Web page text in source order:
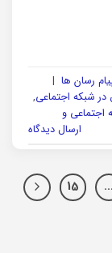
رسان ها |
شبکه اجتماعی,
اجتماعی و
ارسال دیدگاه
…
15